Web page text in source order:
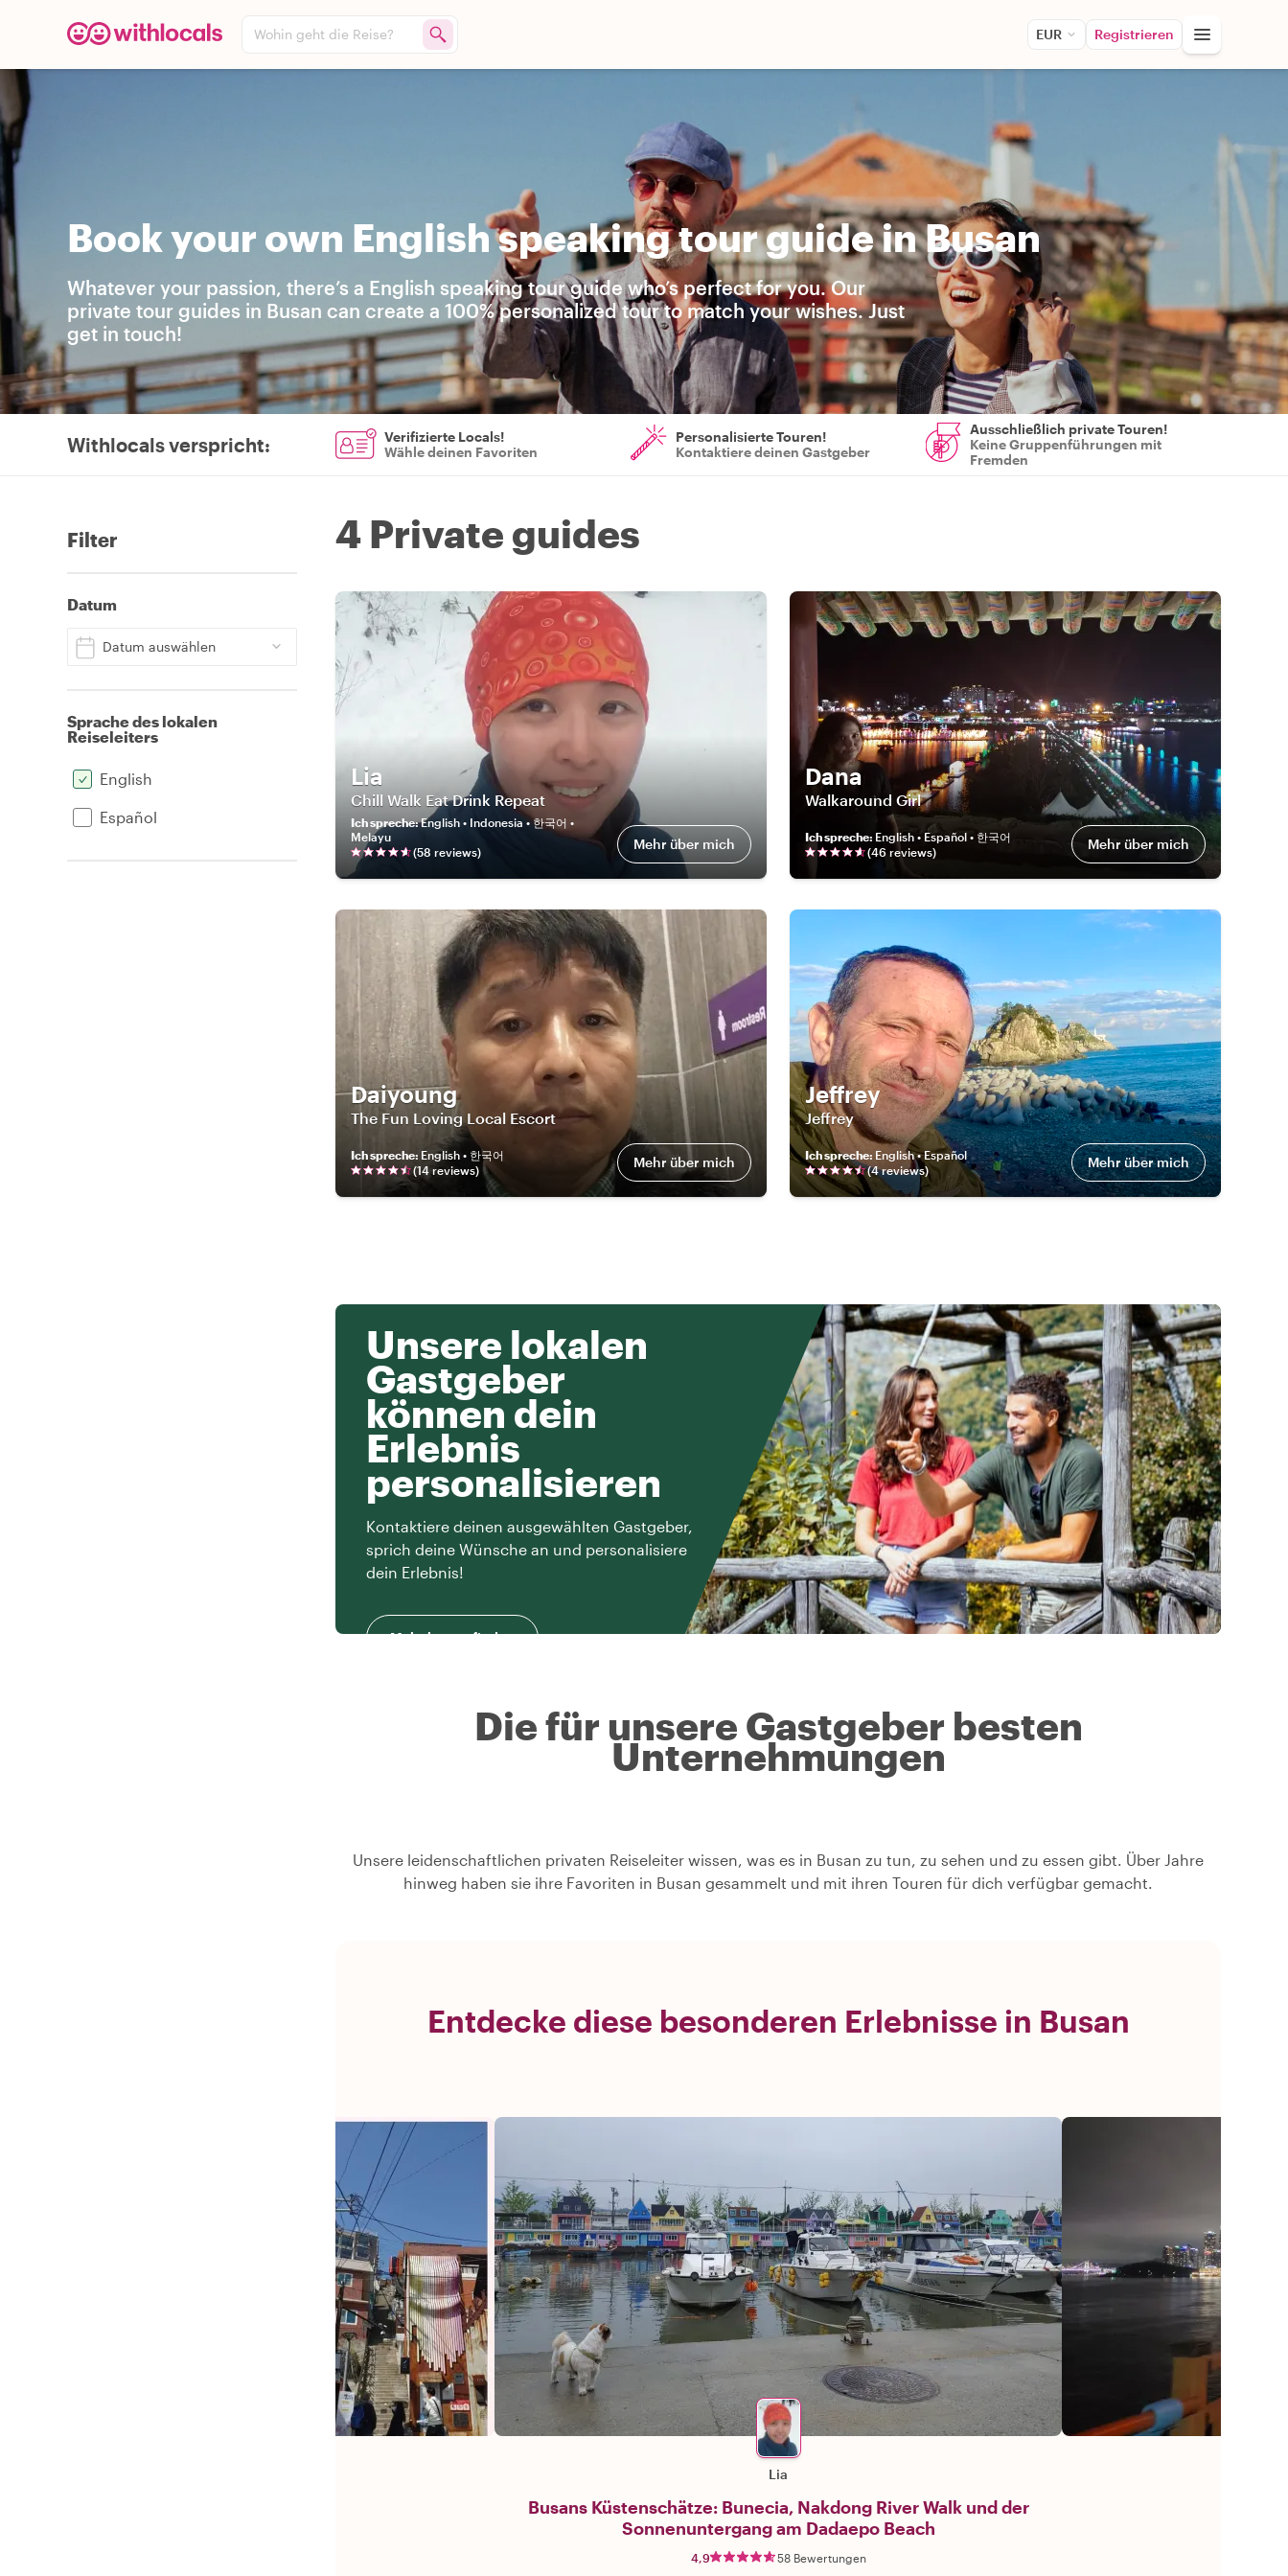
Wohin geht die Reise? EUR Registrieren
Book your own English speaking tour guide in Busan
Whatever your passion, there’s a English speaking tour guide who’s perfect for you. Our
private tour guides in Busan can create a 100% personalized tour to match your wishes. Just
get in touch!
Withlocals verspricht:
Verifizierte Locals!
Wähle deinen Favoriten
Personalisierte Touren!
Kontaktiere deinen Gastgeber
Ausschließlich private Touren!
Keine Gruppenführungen mit
Fremden
Filter
Datum
Datum auswählen
Sprache des lokalen
Reiseleiters
English
Español
4 Private guides
Lia
Chill Walk Eat Drink Repeat
Ich spreche:English • Indonesia • 한국어 •
Melayu
(58 reviews) Mehr über mich
Dana
Walkaround Girl
Ich spreche: English • Español • 한국어
(46 reviews) Mehr über mich
Daiyoung
The Fun Loving Local Escort
Ich spreche: English • 한국어
(14 reviews) Mehr über mich
Jeffrey
Jeffrey
Ich spreche: English • Español
(4reviews) Mehr über mich
Unsere lokalen
Gastgeber
können dein
Erlebnis
personalisieren
Kontaktiere deinen ausgewählten Gastgeber,
sprich deine Wünsche an und personalisiere
dein Erlebnis!
Mehr herausfinden
Die für unsere Gastgeber besten
Unternehmungen
Unsere leidenschaftlichen privaten Reiseleiter wissen, was es in Busan zu tun, zu sehen und zu essen gibt. Über Jahre
hinweg haben sie ihre Favoriten in Busan gesammelt und mit ihren Touren für dich verfügbar gemacht.
Entdecke diese besonderen Erlebnisse in Busan
Lia
Busans Küstenschätze: Bunecia, Nakdong River Walk und der
Sonnenuntergang am Dadaepo Beach
4,9 58 Bewertungen